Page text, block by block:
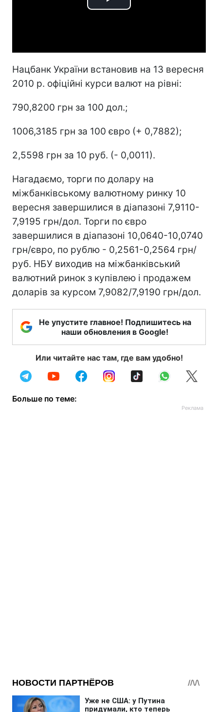
Play
Нацбанк України встановив на 13 вересня
2010 р. офіційні курси валют на рівні:
790,8200 грн за 100 дол.;
1006,3185 грн за 100 євро (+ 0,7882);
2,5598 грн за 10 руб. (- 0,0011).
Нагадаємо, торги по долару на
міжбанківському валютному ринку 10
вересня завершилися в діапазоні 7,9110-
7,9195 грн/дол. Торги по євро
завершилися в діапазоні 10,0640-10,0740
грн/євро, по рублю - 0,2561-0,2564 грн/
руб. НБУ виходив на міжбанківський
валютний ринок з купівлею і продажем
доларів за курсом 7,9082/7,9190 грн/дол.
Не упустите главное! Подпишитесь на
наши обновления в Google!
Или читайте нас там, где вам удобно!
Больше по теме: